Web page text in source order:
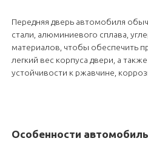
Передняя дверь автомобиля
стали, алюминиевого сплава,
материалов, чтобы обеспечить
легкий вес корпуса двери, а
устойчивости к ржавчине,
Особенности